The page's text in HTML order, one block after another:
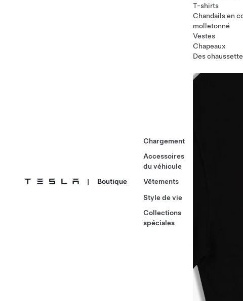
| Boutique
Chargement
Accessoires
du véhicule
Vêtements
Style de vie
Collections
spéciales
T-shirts
Chandails en
molletonné
Vestes
Chapeaux
Des